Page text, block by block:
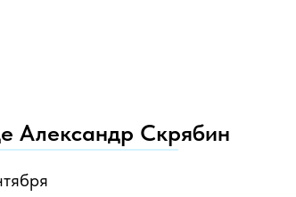
Александр Скрябин